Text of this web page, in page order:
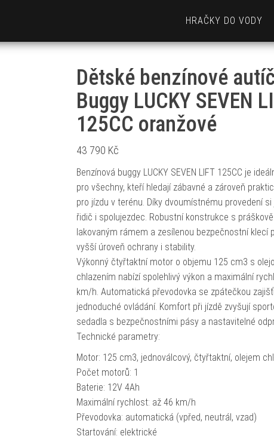
HRAČKY DO VODY
Dětské benzínové
Buggy LUCKY SEVEN
125CC oranžové
43 790 Kč
Benzínová buggy LUCKY SEVEN LIFT 125CC je
pro všechny, kteří hledají zábavné a zároveň
pro jízdu v terénu. Díky dvoumístnému provedení si
řidič i spolujezdec. Robustní konstrukce s práškově
lakovaným rámem a zesílenou bezpečnostní klecí
vyšší úroveň ochrany i stability.
Výkonný čtyřtaktní motor o objemu 125 cm3 s
chlazením nabízí spolehlivý výkon a maximální
km/h. Automatická převodovka se zpátečkou
jednoduché ovládání. Komfort při jízdě zvyšují
sedadla s bezpečnostními pásy a nastavitelné
Technické parametry:
Motor: 125 cm3, jednoválcový, čtyřtaktní, olejem
Počet motorů: 1
Baterie: 12V 4Ah
Maximální rychlost: až 46 km/h
Převodovka: automatická (vpřed, neutrál, vzad)
Startování: elektrické